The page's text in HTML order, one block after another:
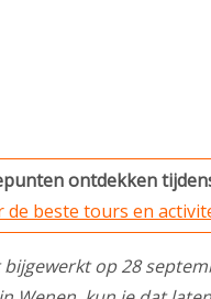
ontdekken
de beste tours en
op 28